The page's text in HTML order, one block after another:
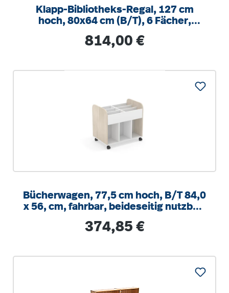
Klapp-Bibliotheks-Regal, 127 cm
hoch, 80x64 cm (B/T), 6 Fächer,
Regulärer Preis:
814,00 €
Bücherwagen, 77,5 cm hoch, B/T 84,0
x 56, cm, fahrbar, beideseitig nutzbar,
Regulärer Preis:
374,85 €